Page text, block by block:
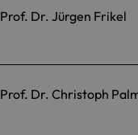
Prof. Dr. Jürgen Frikel
Prof. Dr. Christoph